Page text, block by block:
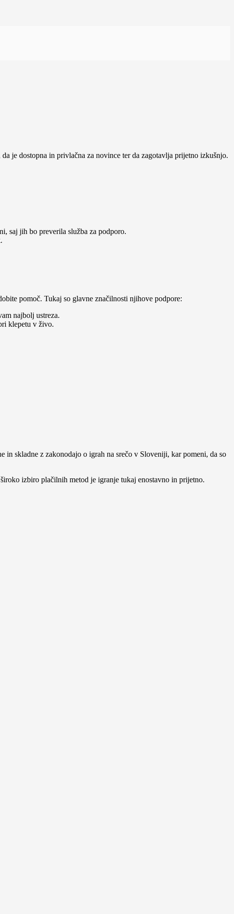
je dostopna in privlačna za novince ter da zagotavlja prijetno izkušnjo.
saj jih bo preverila služba za podporo.
pomoč. Tukaj so glavne značilnosti njihove podpore:
najbolj ustreza.
klepetu v živo.
in skladne z zakonodajo o igrah na srečo v Sloveniji, kar pomeni, da so
izbiro plačilnih metod je igranje tukaj enostavno in prijetno.